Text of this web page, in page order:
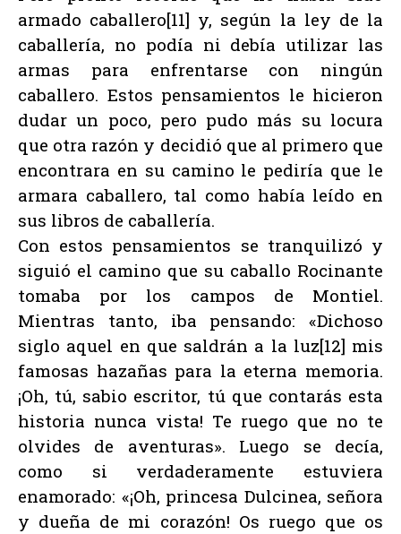
armado caballero[11] y, según la ley de la
caballería, no podía ni debía utilizar las
armas para enfrentarse con ningún
caballero. Estos pensamientos le hicieron
dudar un poco, pero pudo más su locura
que otra razón y decidió que al primero que
encontrara en su camino le pediría que le
armara caballero, tal como había leído en
sus libros de caballería.
Con estos pensamientos se tranquilizó y
siguió el camino que su caballo Rocinante
tomaba por los campos de Montiel.
Mientras tanto, iba pensando: «Dichoso
siglo aquel en que saldrán a la luz[12] mis
famosas hazañas para la eterna memoria.
¡Oh, tú, sabio escritor, tú que contarás esta
historia nunca vista! Te ruego que no te
olvides de aventuras». Luego se decía,
como si verdaderamente estuviera
enamorado: «¡Oh, princesa Dulcinea, señora
y dueña de mi corazón! Os ruego que os